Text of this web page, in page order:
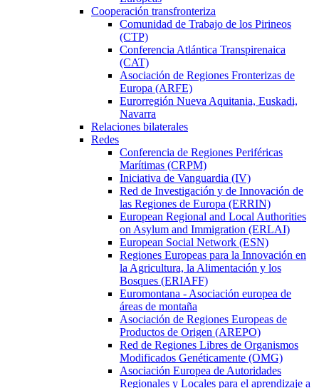
Cooperación transfronteriza
Comunidad de Trabajo de los Pirineos
(CTP)
Conferencia Atlántica Transpirenaica
(CAT)
Asociación de Regiones Fronterizas de
Europa (ARFE)
Eurorregión Nueva Aquitania, Euskadi,
Navarra
Relaciones bilaterales
Redes
Conferencia de Regiones Periféricas
Marítimas (CRPM)
Iniciativa de Vanguardia (IV)
Red de Investigación y de Innovación de
las Regiones de Europa (ERRIN)
European Regional and Local Authorities
on Asylum and Immigration (ERLAI)
European Social Network (ESN)
Regiones Europeas para la Innovación en
la Agricultura, la Alimentación y los
Bosques (ERIAFF)
Euromontana - Asociación europea de
áreas de montaña
Asociación de Regiones Europeas de
Productos de Origen (AREPO)
Red de Regiones Libres de Organismos
Modificados Genéticamente (OMG)
Asociación Europea de Autoridades
Regionales y Locales para el aprendizaje a